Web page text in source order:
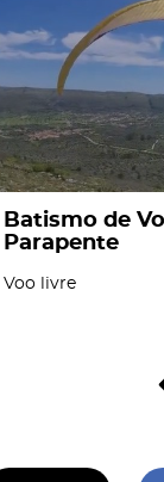
Batismo de
Parapente
Voo livre